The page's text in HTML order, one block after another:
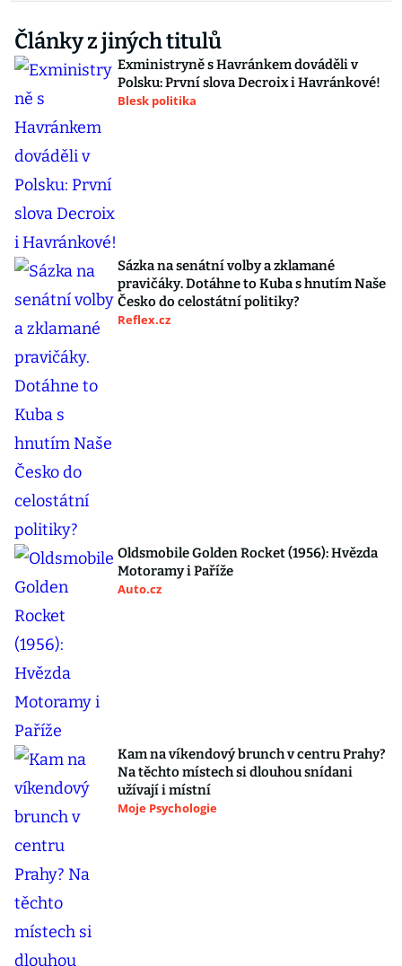
Články z jiných titulů
Exministryně s Havránkem dováděli v
Polsku: První slova Decroix i Havránkové!
Blesk politika
Sázka na senátní volby a zklamané
pravičáky. Dotáhne to Kuba s hnutím Naše
Česko do celostátní politiky?
Reflex.cz
Oldsmobile Golden Rocket (1956): Hvězda
Motoramy i Paříže
Auto.cz
Kam na víkendový brunch v centru Prahy?
Na těchto místech si dlouhou snídani
užívají i místní
Moje Psychologie